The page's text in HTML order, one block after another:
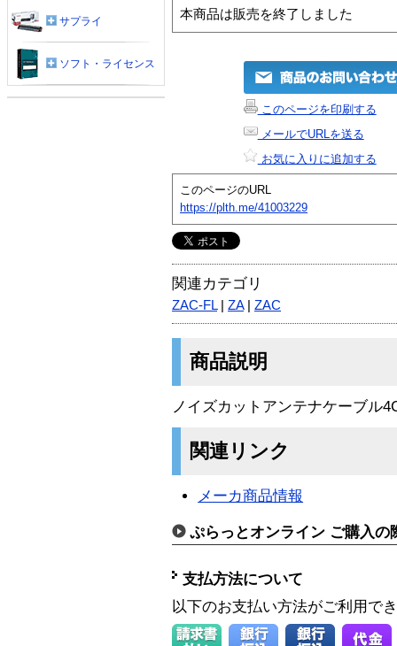
本商品は販売を終了しました
このページを印刷する
メールでURLを送る
お気に入りに追加する
このページのURL
https://plth.me/41003229
関連カテゴリ
ZAC-FL| ZA| ZAC
商品説明
ノイズカットアンテナケーブル
関連リンク
メーカ商品情報
ぷらっとオンライン ご購入の
支払方法について
以下のお支払い方法がご利用で
サプライ
ソフト・ライセンス